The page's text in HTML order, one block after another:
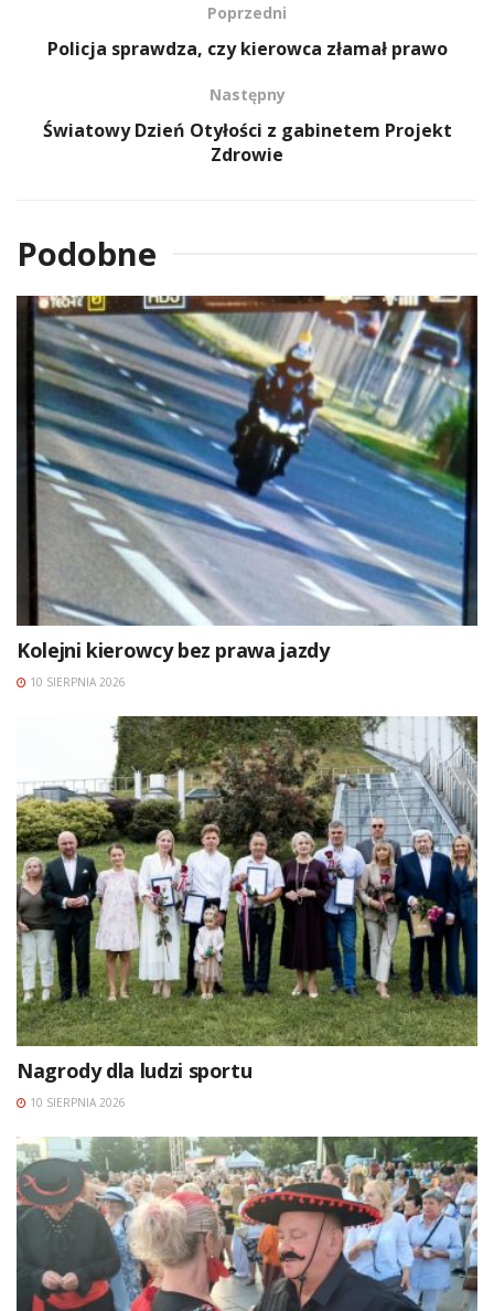
Poprzedni
Policja sprawdza, czy kierowca złamał prawo
Następny
Światowy Dzień Otyłości z gabinetem Projekt
Zdrowie
Podobne
Kolejni kierowcy bez prawa jazdy
10 SIERPNIA 2026
Nagrody dla ludzi sportu
10 SIERPNIA 2026